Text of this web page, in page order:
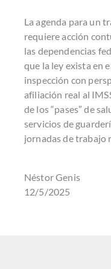
La agenda para un
requiere acción
las dependencias
que la ley exista en
inspección con
afiliación real al
de los “pases” de
servicios de
jornadas de trabajo
Néstor Genis
12/5/2025